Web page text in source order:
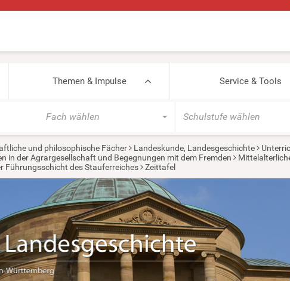
Themen & Impulse Service & Tools
Fach wählen Schulstufe wählen
und philosophische Fächer Landeskunde, Landesgeschichte
in der Agrargesellschaft und Begegnungen mit dem Fremden
Führungsschicht des Stauferreiches
Zeittafel